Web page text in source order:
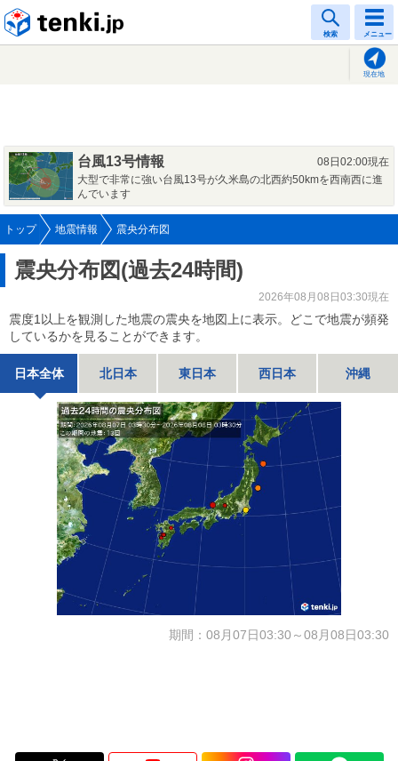
検索 メニュー
現在地
台風13号情報
08日02:00現在
大型で非常に強い台風13号が久米島の北西約50kmを西南西に進
んでいます
トップ 地震情報 震央分布図
震央分布図(過去24時間)
2026年08月08日03:30現在
震度1以上を観測した地震の震央を地図上に表示。どこで地震が頻発
しているかを見ることができます。
日本全体 北日本 東日本 西日本 沖縄
期間：08月07日03:30～08月08日03:30